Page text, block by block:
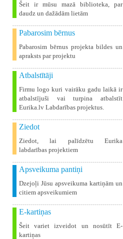
Šeit ir mūsu mazā biblioteka, par
daudz un dažādām lietām
Pabarosim bērnus
Pabarosim bērnus projekta bildes un
apraksts par projektu
Atbalstītāji
Firmu logo kuri vairāku gadu laikā ir
atbalstījuši vai turpina atbalstīt
Eurika.lv Labdarības projektus.
Ziedot
Ziedot, lai palīdzētu Eurika
labdarības projektiem
Apsveikuma pantiņi
Dzejoļi Jūsu apsveikuma kartiņām un
citiem apsveikumiem
E-kartiņas
Šeit variet izveidot un nosūtīt E-
kartiņas